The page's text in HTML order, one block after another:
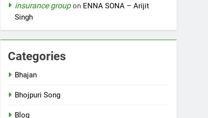
insurance groupon ENNA SONA – Arijit
Singh
Categories
Bhajan
Bhojpuri Song
Blog